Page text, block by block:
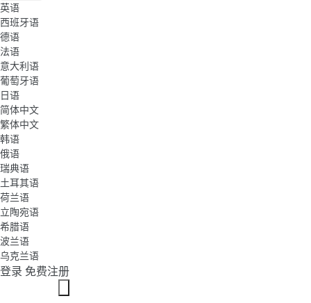
英语
西班牙语
德语
法语
意大利语
葡萄牙语
日语
简体中文
繁体中文
韩语
俄语
瑞典语
土耳其语
荷兰语
立陶宛语
希腊语
波兰语
乌克兰语
登录 免费注册